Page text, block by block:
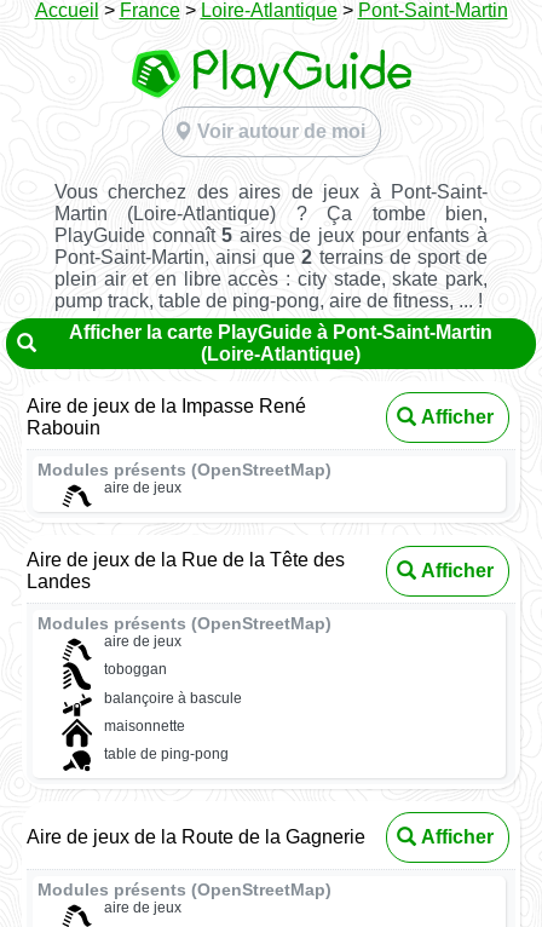
Accueil > France> Loire-Atlantique> Pont-Saint-Martin
Voir autour de moi
Vous cherchez des aires de jeux à Pont-Saint-
Martin (Loire-Atlantique) ? Ça tombe bien,
PlayGuide connaît5 aires de jeux pour enfants à
Pont-Saint-Martin, ainsi que2 terrains de sport de
plein air et en libre accès : city stade, skate park,
pump track, table de ping-pong, aire de fitness, ... !
Afficher la carte PlayGuide à Pont-Saint-Martin
(Loire-Atlantique)
Aire de jeux de la Impasse René
Rabouin
Afficher
Modules présents (OpenStreetMap)
aire de jeux
Aire de jeux de la Rue de la Tête des
Landes
Afficher
Modules présents (OpenStreetMap)
aire de jeux
toboggan
balançoire à bascule
maisonnette
table de ping-pong
Aire de jeux de la Route de la Gagnerie Afficher
Modules présents (OpenStreetMap)
aire de jeux